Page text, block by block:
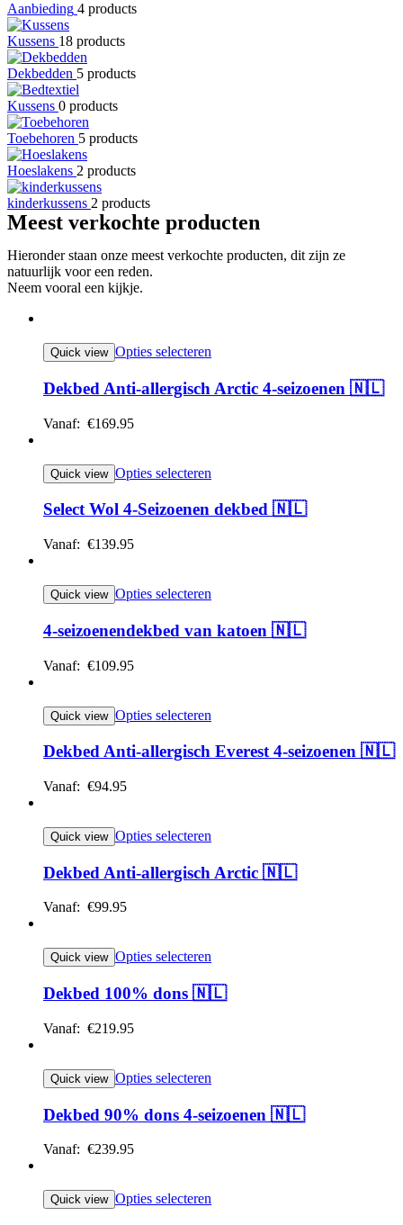
Aanbieding 4 products
Kussens 18 products
Dekbedden 5 products
Kussens 0 products
Toebehoren 5 products
Hoeslakens 2 products
kinderkussens 2 products
Meest verkochte producten
Hieronder staan onze meest verkochte producten, dit zijn ze
natuurlijk voor een reden.
Neem vooral een kijkje.
Quick view Opties selecteren
Dekbed Anti-allergisch Arctic 4-seizoenen 🇳🇱
Vanaf: €169.95
Quick view Opties selecteren
Select Wol 4-Seizoenen dekbed 🇳🇱
Vanaf: €139.95
Quick view Opties selecteren
4-seizoenendekbed van katoen 🇳🇱
Vanaf: €109.95
Quick view Opties selecteren
Dekbed Anti-allergisch Everest 4-seizoenen 🇳🇱
Vanaf: €94.95
Quick view Opties selecteren
Dekbed Anti-allergisch Arctic 🇳🇱
Vanaf: €99.95
Quick view Opties selecteren
Dekbed 100% dons 🇳🇱
Vanaf: €219.95
Quick view Opties selecteren
Dekbed 90% dons 4-seizoenen 🇳🇱
Vanaf: €239.95
Quick view Opties selecteren